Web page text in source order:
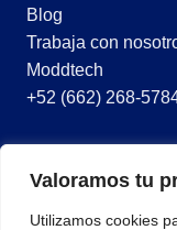
Valoramos tu
Utilizamos cookies
Blog
Trabaja con
Moddtech
+52 (662) 268-
© 2026 Todos los
Política de privacidad